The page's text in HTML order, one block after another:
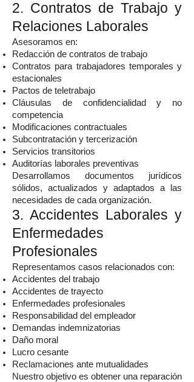
2. Contratos de Trabajo y
Relaciones Laborales
Asesoramos en:
Redacción de contratos de trabajo
Contratos para trabajadores temporales y
estacionales
Pactos de teletrabajo
Cláusulas de confidencialidad y no
competencia
Modificaciones contractuales
Subcontratación y tercerización
Servicios transitorios
Auditorías laborales preventivas
Desarrollamos documentos jurídicos
sólidos, actualizados y adaptados a las
necesidades de cada organización.
3. Accidentes Laborales y
Enfermedades
Profesionales
Representamos casos relacionados con:
Accidentes del trabajo
Accidentes de trayecto
Enfermedades profesionales
Responsabilidad del empleador
Demandas indemnizatorias
Daño moral
Lucro cesante
Reclamaciones ante mutualidades
Nuestro objetivo es obtener una reparación